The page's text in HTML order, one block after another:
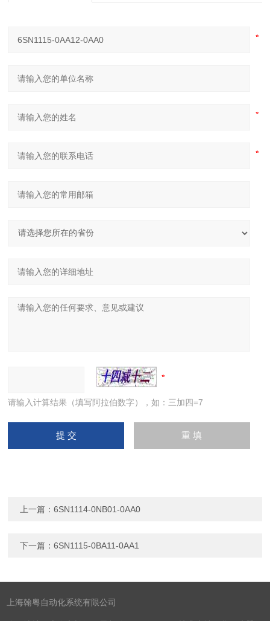
请输入计算结果（填写阿拉伯数字），如：三加四=7
上一篇：6SN1114-0NB01-0AA0
下一篇：6SN1115-0BA11-0AA1
上海翰粤自动化系统有限公司